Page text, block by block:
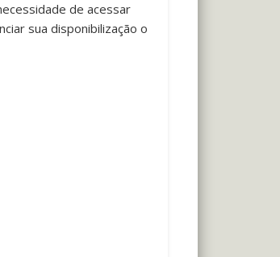
de acessar
sua disponibilização o